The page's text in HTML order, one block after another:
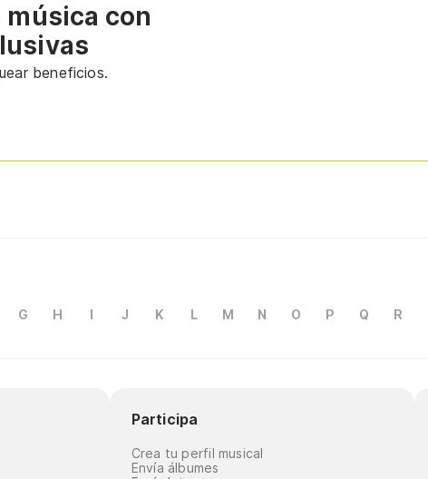
con
beneficios.
G H I J K L M N O P Q R
Participa
Crea tu perfil musical
Envía álbumes